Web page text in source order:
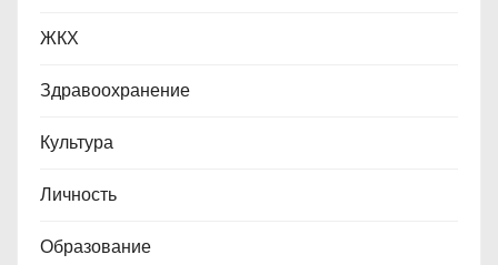
ЖКХ
Здравоохранение
Культура
Личность
Образование